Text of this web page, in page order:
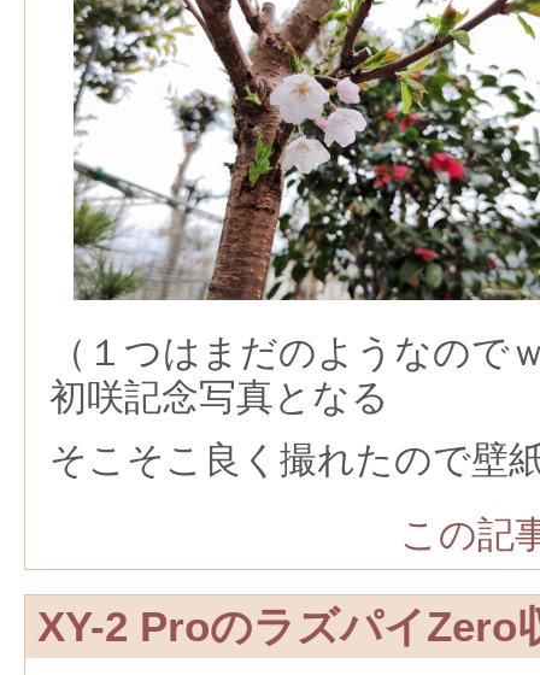
（１つはまだのようなので
初咲記念写真となる
そこそこ良く撮れたので壁
この記
XY-2 ProのラズパイZero